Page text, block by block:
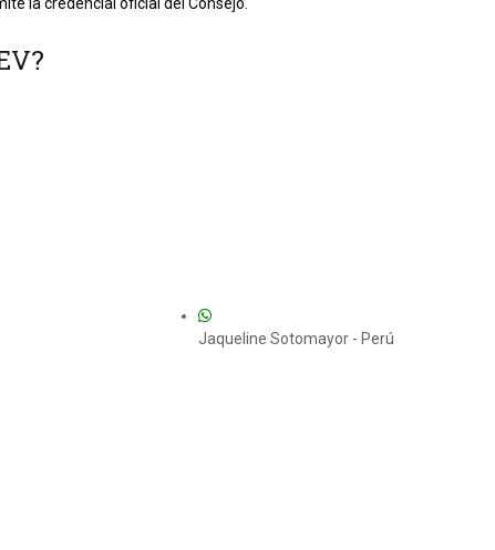
Jaqueline Sotomayor - Perú